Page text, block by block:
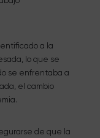
a la
lo que se
se enfrentaba a
el cambio
de que la